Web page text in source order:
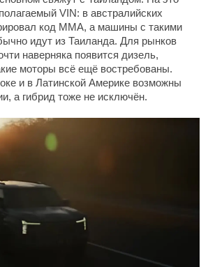
VIN: в австралийских
код MMA, а машины с такими
идут из Таиланда. Для рынков
наверняка появится дизель,
моторы всё ещё востребованы.
и в Латинской Америке возможны
а гибрид тоже не исключён.